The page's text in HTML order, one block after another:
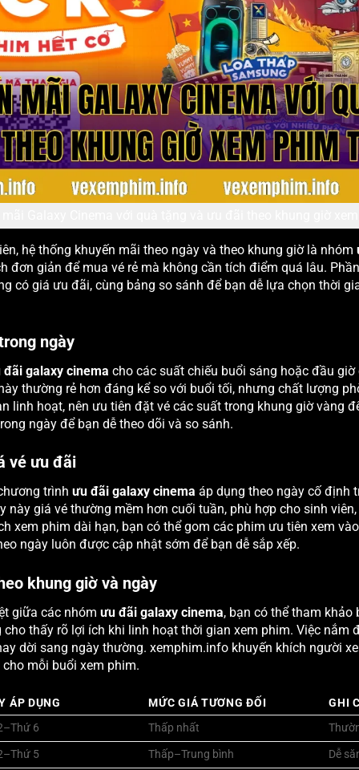
hệ thống khuyến mãi theo ngày và theo khung giờ là nhóm
đơn giản để mua vé rẻ mà không cần tích điểm quá lâu.
có giá ưu đãi, cùng bảng so sánh để bạn dễ lựa chọn thời
ngày
đãi galaxy cinema cho các suất chiếu buổi sáng hoặc đầu
thường rẻ hơn đáng kể so với buổi tối, nhưng chất lượng
linh hoạt, nên ưu tiên đặt vé các suất trong khung giờ vàng
ngày để bạn dễ theo dõi và so sánh.
vé ưu đãi
trình ưu đãi galaxy cinema áp dụng theo ngày cố định
này giá vé thường mềm hơn cuối tuần, phù hợp cho sinh
xem phim dài hạn, bạn có thể gom các phim ưu tiên xem
ngày luôn được cập nhật sớm để bạn dễ sắp xếp.
khung giờ và ngày
giữa các nhóm ưu đãi galaxy cinema, bạn có thể tham
thấy rõ lợi ích khi linh hoạt thời gian xem phim. Việc nắm
dời sang ngày thường. xemphim.info khuyến khích người
mỗi buổi xem phim.
ÁP DỤNG MỨC GIÁ TƯƠNG ĐỐI
GHI
6 Thấp nhất
5 Thấp–Trung bình
Dễ